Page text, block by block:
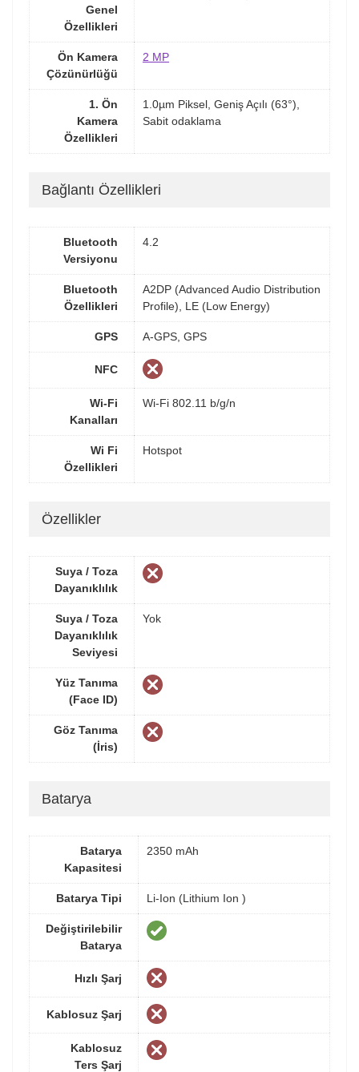
Genel
Özellikleri
Ön Kamera
Çözünürlüğü
2 MP
1. Ön
Kamera
Özellikleri
1.0µm Piksel, Geniş Açılı (63°),
Sabit odaklama
Bağlantı Özellikleri
Bluetooth
Versiyonu
4.2
Bluetooth
Özellikleri
A2DP (Advanced Audio Distribution
Profile), LE (Low Energy)
GPS A-GPS, GPS
NFC
Wi-Fi
Kanalları
Wi-Fi 802.11 b/g/n
Wi Fi
Özellikleri
Hotspot
Özellikler
Suya / Toza
Dayanıklılık
Suya / Toza
Dayanıklılık
Seviyesi
Yok
Yüz Tanıma
(Face ID)
Göz Tanıma
(İris)
Batarya
Batarya
Kapasitesi
2350 mAh
Batarya Tipi Li-Ion (Lithium Ion )
Değiştirilebilir
Batarya
Hızlı Şarj
Kablosuz Şarj
Kablosuz
Ters Şarj